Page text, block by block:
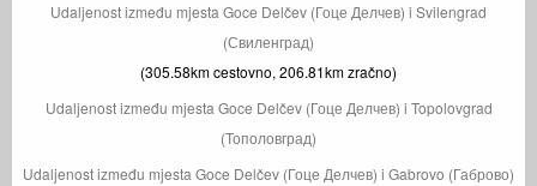
Udaljenost između mjesta Goce Delčev (Гоце Делчев) i Svilengrad
(Свиленград)
(305.58km cestovno, 206.81km zračno)
Udaljenost između mjesta Goce Delčev (Гоце Делчев) i Topolovgrad
(Тополовград)
Udaljenost između mjesta Goce Delčev (Гоце Делчев) i Gabrovo (Габрово)